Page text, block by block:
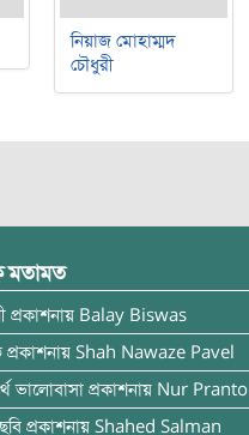
নিয়াজ মোহাম্মদ
চৌধুরী
মতামত
প্রকাশনায় Balay Biswas
প্রকাশনায় Shah Nawaze Pavel
ভালোবাসা প্রকাশনায় Nur Pranto
প্রকাশনায় Shahed Salman